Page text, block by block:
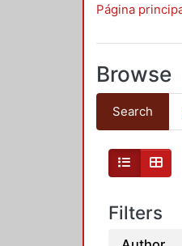
Página
Browse
Search
Filters